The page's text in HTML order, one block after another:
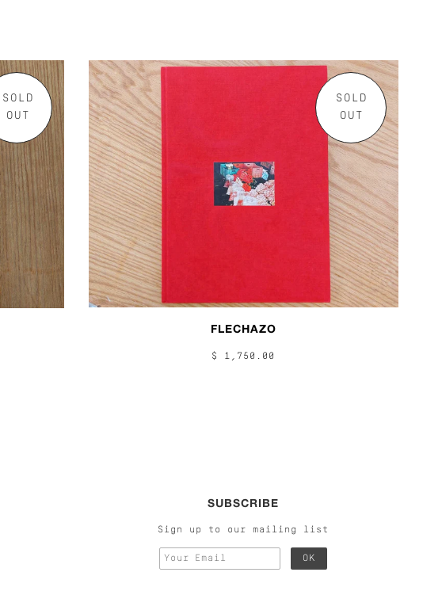
SOLD
OUT
SOLD
OUT
FLECHAZO
$ 1,750.00
SUBSCRIBE
Sign up to our mailing list